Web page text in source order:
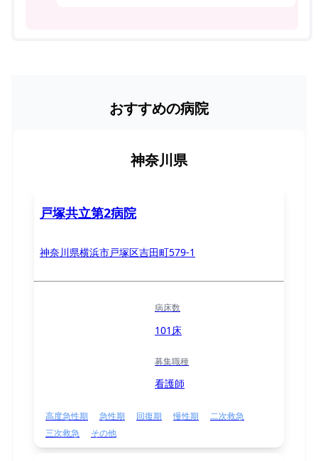
おすすめの病院
神奈川県
戸塚共立第2病院
神奈川県横浜市戸塚区吉田町579-1
病床数
101床
募集職種
看護師
高度急性期 急性期 回復期 慢性期
二次救急
三次救急
その他